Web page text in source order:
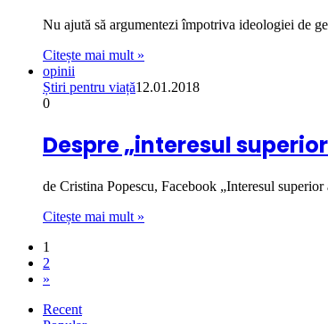
Nu ajută să argumentezi împotriva ideologiei de
Citește mai mult »
opinii
Știri pentru viață12.01.2018
0
Despre „interesul
de Cristina Popescu, Facebook „Interesul
Citește mai mult »
1
2
»
Recent